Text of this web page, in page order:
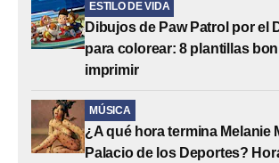
ESTILO DE VIDA
Dibujos de Paw Patrol por el
para colorear: 8 plantillas
imprimir
MÚSICA
¿A qué hora termina Melanie
Palacio de los Deportes?